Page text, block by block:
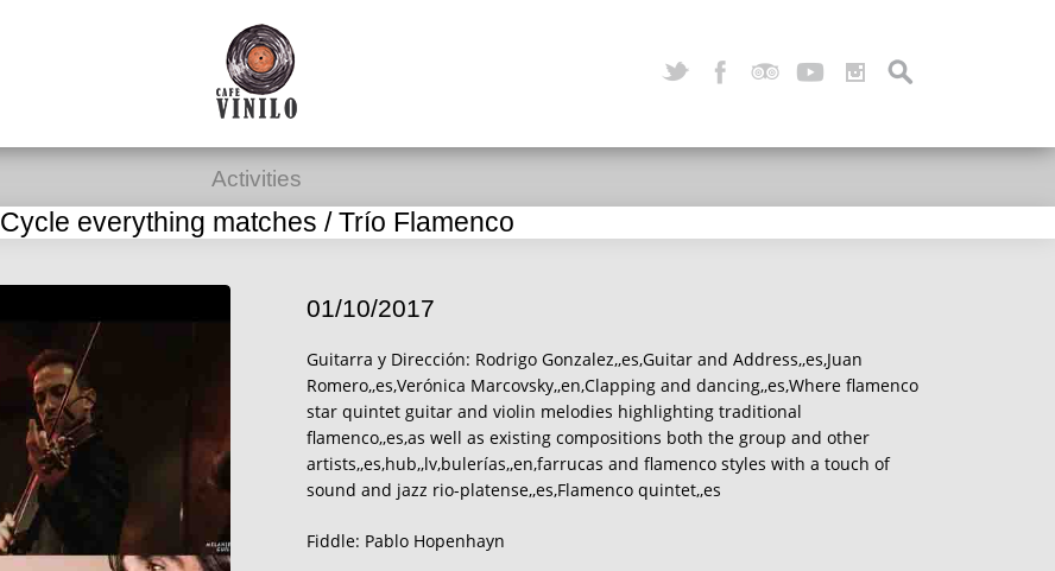
Activities
Cycle everything matches / Trío Flamenco
01/10/2017
Guitarra y Dirección: Rodrigo Gonzalez,,es,Guitar and Address,,es,Juan
Romero,,es,Verónica Marcovsky,,en,Clapping and dancing,,es,Where flamenco
star quintet guitar and violin melodies highlighting traditional
flamenco,,es,as well as existing compositions both the group and other
artists,,es,hub,,lv,bulerías,,en,farrucas and flamenco styles with a touch of
sound and jazz rio-platense,,es,Flamenco quintet,,es
Fiddle: Pablo Hopenhayn